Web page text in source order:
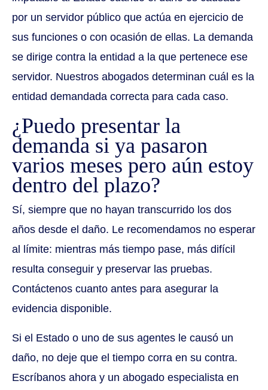
por un servidor público que actúa en ejercicio de
sus funciones o con ocasión de ellas. La demanda
se dirige contra la entidad a la que pertenece ese
servidor. Nuestros abogados determinan cuál es la
entidad demandada correcta para cada caso.
¿Puedo presentar la
demanda si ya pasaron
varios meses pero aún estoy
dentro del plazo?
Sí, siempre que no hayan transcurrido los dos
años desde el daño. Le recomendamos no esperar
al límite: mientras más tiempo pase, más difícil
resulta conseguir y preservar las pruebas.
Contáctenos cuanto antes para asegurar la
evidencia disponible.
Si el Estado o uno de sus agentes le causó un
daño, no deje que el tiempo corra en su contra.
Escríbanos ahora y un abogado especialista en